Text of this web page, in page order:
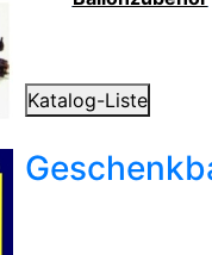
Katalog-Liste